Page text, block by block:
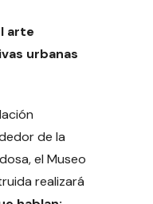
arte
urbanas
de la
el Museo
realizará